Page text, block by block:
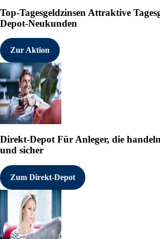
Top-Tagesgeldzinsen Attraktive
Depot-Neukunden
Zur Aktion
Direkt-Depot Für Anleger, die
und sicher
Zum Direkt-Depot